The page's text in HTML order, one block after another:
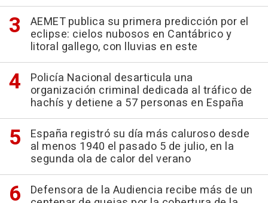
AEMET publica su primera predicción por el
eclipse: cielos nubosos en Cantábrico y
litoral gallego, con lluvias en este
Policía Nacional desarticula una
organización criminal dedicada al tráfico de
hachís y detiene a 57 personas en España
España registró su día más caluroso desde
al menos 1940 el pasado 5 de julio, en la
segunda ola de calor del verano
Defensora de la Audiencia recibe más de un